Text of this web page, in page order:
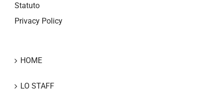
Statuto
Privacy Policy
HOME
LO STAFF